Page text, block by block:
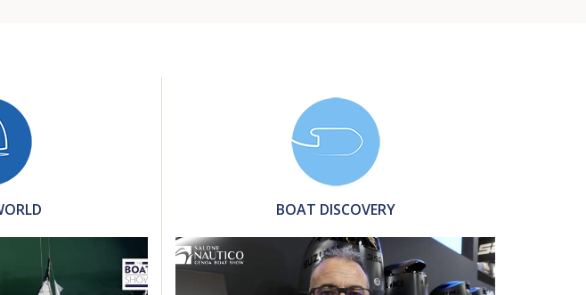
BOAT DISCOVERY